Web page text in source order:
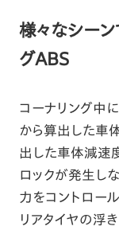
様々なシー
グABS
コーナリング中
から算出した車
出した車体減速
ロックが発生し
力をコントロー
リアタイヤの浮